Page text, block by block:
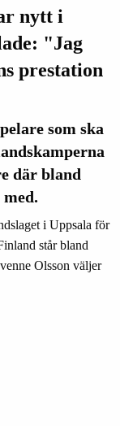
nytt i
"Jag
prestation
som ska
där bland
i Uppsala för
står bland
Olsson väljer